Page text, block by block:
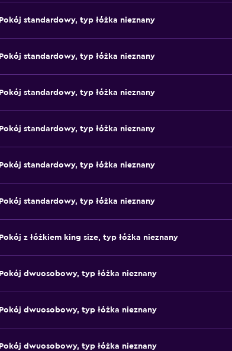
Pokój standardowy, typ łóżka nieznany
Pokój standardowy, typ łóżka nieznany
Pokój standardowy, typ łóżka nieznany
Pokój standardowy, typ łóżka nieznany
Pokój standardowy, typ łóżka nieznany
Pokój standardowy, typ łóżka nieznany
Pokój z łóżkiem king size, typ łóżka nieznany
Pokój dwuosobowy, typ łóżka nieznany
Pokój dwuosobowy, typ łóżka nieznany
Pokój dwuosobowy, typ łóżka nieznany